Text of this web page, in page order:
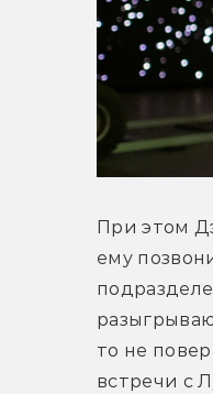
При этом
ему
то не
встречи с